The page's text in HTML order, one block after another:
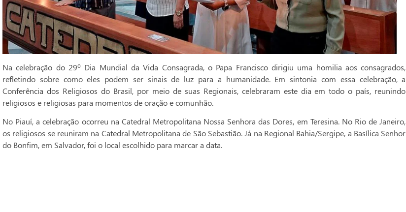
Na celebração do 29º Dia Mundial da Vida Consagrada, o Papa Francisco dirigiu uma homilia aos consagrados,
refletindo sobre como eles podem ser sinais de luz para a humanidade. Em sintonia com essa celebração, a
Conferência dos Religiosos do Brasil, por meio de suas Regionais, celebraram este dia em todo o país, reunindo
religiosos e religiosas para momentos de oração e comunhão.
No Piauí, a celebração ocorreu na Catedral Metropolitana Nossa Senhora das Dores, em Teresina. No Rio de Janeiro,
os religiosos se reuniram na Catedral Metropolitana de São Sebastião. Já na Regional Bahia/Sergipe, a Basílica Senhor
do Bonfim, em Salvador, foi o local escolhido para marcar a data.